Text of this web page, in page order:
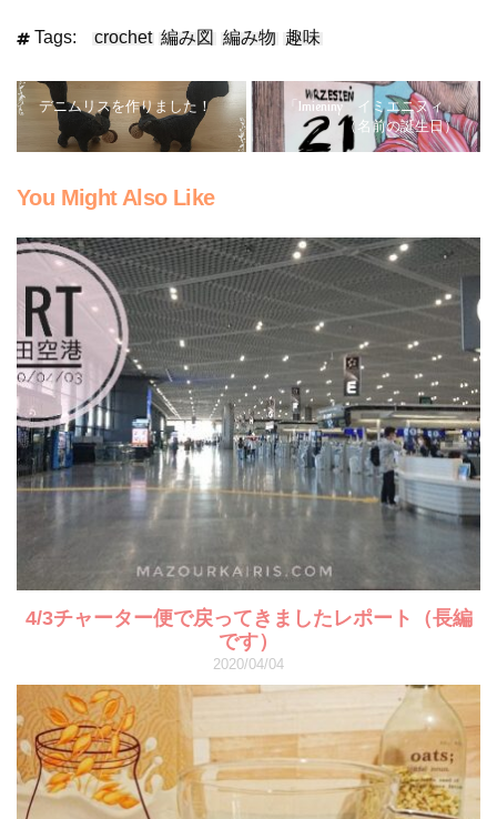
Tags: crochet 編み図 編み物 趣味
デニムリスを作りました！
「Imieniny イミエニヌィ」
（名前の誕生日）
You Might Also Like
4/3チャーター便で戻ってきましたレポート（長編
です）
2020/04/04